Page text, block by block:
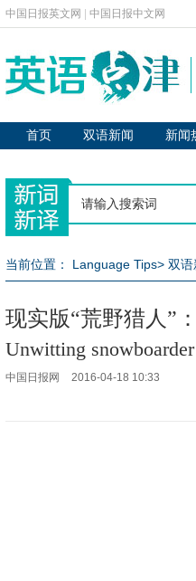
中国日报英文网 中国日报中文网
首页 双语新闻 新闻
当前位置： Language Tips> 双语
现实版“荒野猎人”
Unwitting
中国日报网 2016-04-18 10:33